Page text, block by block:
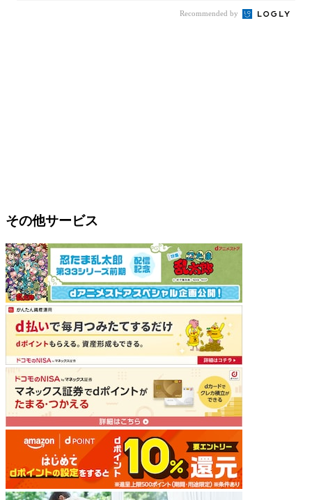
Recommended by
その他サービス